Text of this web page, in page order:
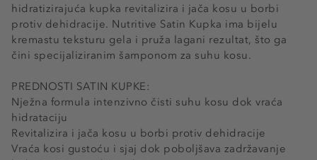
hidratizirajuća kupka revitalizira i jača kosu u borbi
protiv dehidracije. Nutritive Satin Kupka ima bijelu
kremastu teksturu gela i pruža lagani rezultat, što ga
čini specijaliziranim šamponom za suhu kosu.
PREDNOSTI SATIN KUPKE:
Nježna formula intenzivno čisti suhu kosu dok vraća
hidrataciju​
Revitalizira i jača kosu u borbi protiv dehidracije​
Vraća kosi gustoću i sjaj dok poboljšava zadržavanje